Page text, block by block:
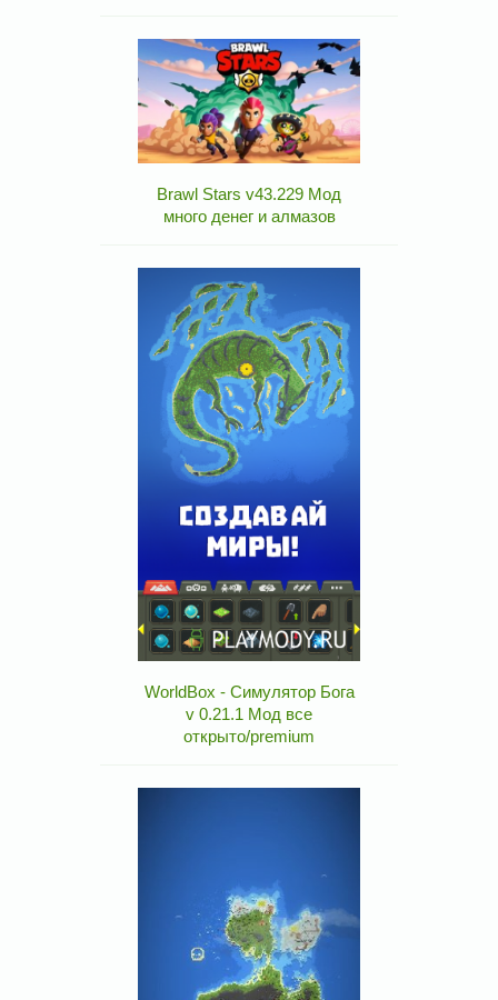
Brawl Stars v43.229 Мод
много денег и алмазов
WorldBox - Симулятор Бога
v 0.21.1 Мод все
открыто/premium